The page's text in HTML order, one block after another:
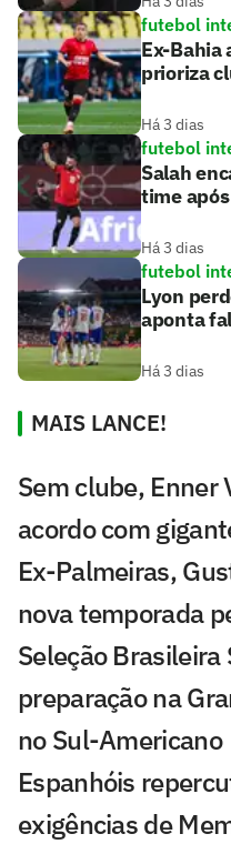
futebol
Ex-Bahia
prioriza
Há 3 dias
futebol
Salah
time
Há 3 dias
futebol
Lyon
aponta
Há 3 dias
MAIS LANCE!
Sem clube, Enner
acordo com
Ex-Palmeiras,
nova temporada
Seleção
preparação na
no Sul-Americano
Espanhóis
exigências de